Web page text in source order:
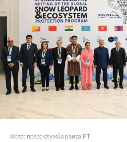
Фото: пресс-служба раиса РТ